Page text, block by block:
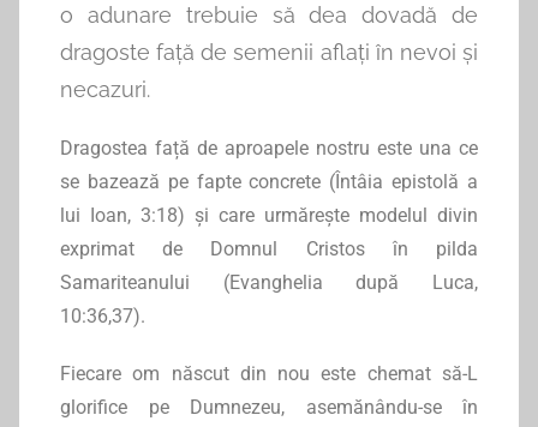
o adunare trebuie să dea dovadă de
dragoste față de semenii aflați în nevoi și
necazuri.
Dragostea față de aproapele nostru este una ce
se bazează pe fapte concrete (Întâia epistolă a
lui Ioan, 3:18) și care urmărește modelul divin
exprimat de Domnul Cristos în pilda
Samariteanului (Evanghelia după Luca,
10:36,37).
Fiecare om născut din nou este chemat să-L
glorifice pe Dumnezeu, asemănându-se în